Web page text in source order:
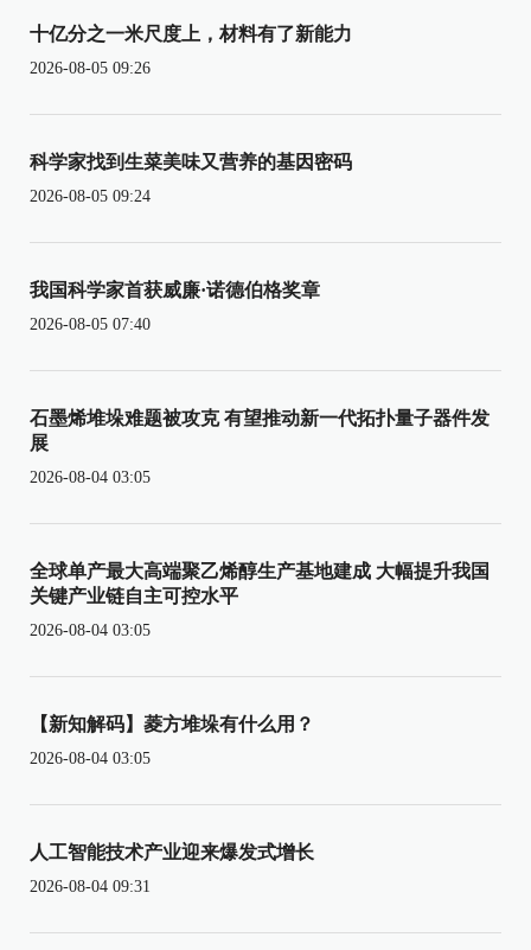
十亿分之一米尺度上，材料有了新能力
2026-08-05 09:26
科学家找到生菜美味又营养的基因密码
2026-08-05 09:24
我国科学家首获威廉·诺德伯格奖章
2026-08-05 07:40
石墨烯堆垛难题被攻克 有望推动新一代拓扑量子器件发
展
2026-08-04 03:05
全球单产最大高端聚乙烯醇生产基地建成 大幅提升我国
关键产业链自主可控水平
2026-08-04 03:05
【新知解码】菱方堆垛有什么用？
2026-08-04 03:05
人工智能技术产业迎来爆发式增长
2026-08-04 09:31